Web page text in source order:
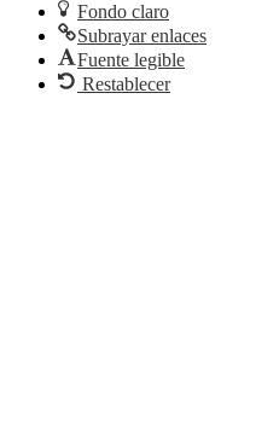
Fondo claro
Subrayar enlaces
Fuente legible
Restablecer